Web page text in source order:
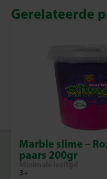
Gerelateerde
Marble slime –
paars 200gr
Minimale leeftijd
3+